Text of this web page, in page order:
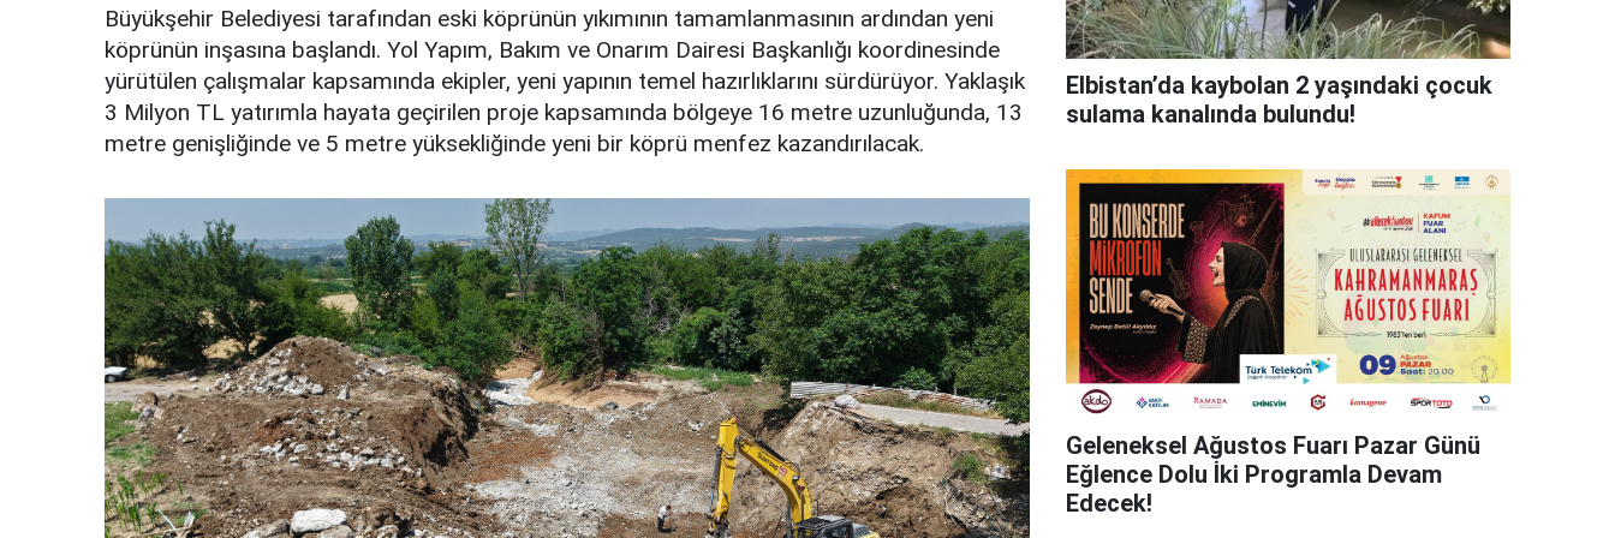
Büyükşehir Belediyesi tarafından eski köprünün yıkımının tamamlanmasının ardından yeni
köprünün inşasına başlandı. Yol Yapım, Bakım ve Onarım Dairesi Başkanlığı koordinesinde
yürütülen çalışmalar kapsamında ekipler, yeni yapının temel hazırlıklarını sürdürüyor. Yaklaşık
3 Milyon TL yatırımla hayata geçirilen proje kapsamında bölgeye 16 metre uzunluğunda, 13
metre genişliğinde ve 5 metre yüksekliğinde yeni bir köprü menfez kazandırılacak.
Elbistan’da kaybolan 2 yaşındaki çocuk
sulama kanalında bulundu!
Geleneksel Ağustos Fuarı Pazar Günü
Eğlence Dolu İki Programla Devam
Edecek!